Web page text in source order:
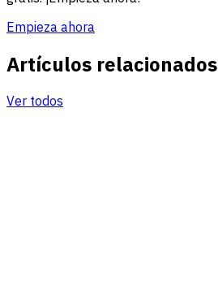
Empieza ahora
Artículos relacionados
Ver todos